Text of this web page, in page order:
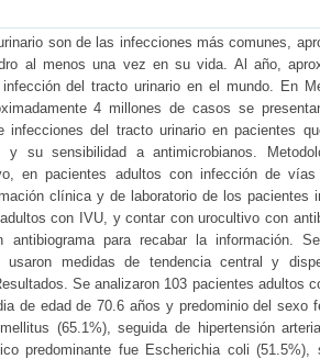
son de las infecciones más comunes,
al menos una vez en su vida. Al año,
del tracto urinario en el mundo. En
4 millones de casos se
infecciones del tracto urinario en pacientes
y su sensibilidad a antimicrobianos.
en pacientes adultos con infección de
clínica y de laboratorio de los pacientes
con IVU, y contar con urocultivo con
para recabar la información.
usaron medidas de tendencia central y
Se analizaron 103 pacientes adultos
de edad de 70.6 años y predominio del sexo
(65.1%), seguida de hipertensión
predominante fue Escherichia coli